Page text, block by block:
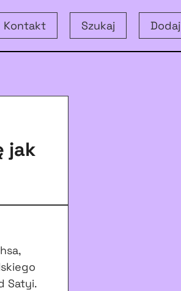
Kontakt Szukaj Dodaj
jak
Satyi.